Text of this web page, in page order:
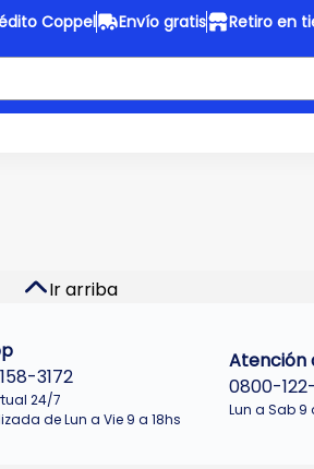
Coppel Envío gratis Retiro en
Envío gratis
Ir arriba
3172
24/7
de Lun a Vie 9 a 18hs
Atención
0800-
Lun a Sab 9